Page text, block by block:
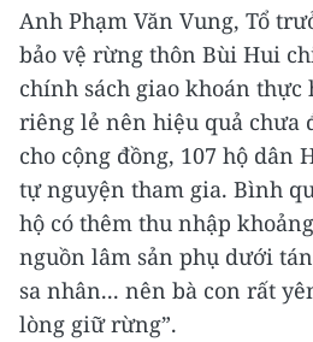
Anh Phạm Văn Vung, Tổ
bảo vệ rừng thôn Bùi Hui
chính sách giao khoán thực
riêng lẻ nên hiệu quả chưa
cho cộng đồng, 107 hộ dân
tự nguyện tham gia. Bình
hộ có thêm thu nhập
nguồn lâm sản phụ dưới
sa nhân... nên bà con rất
lòng giữ rừng”.